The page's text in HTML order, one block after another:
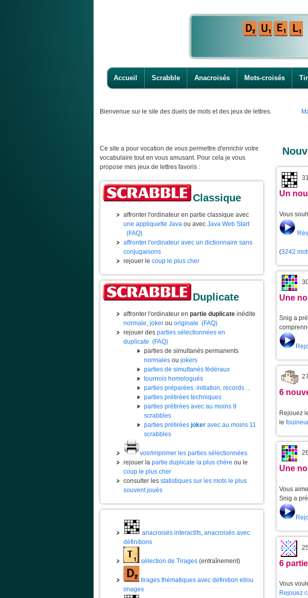
Accueil Scrabble Anacroisés Mots-croisés
Bienvenue sur le site des duels de mots et des jeux de lettres.
Ce site a pour vocation de vous permettre d'enrichir votre
vocabulaire tout en vous amusant. Pour cela je vous
propose mes jeux de lettres favoris :
Classique
affronter l'ordinateur en partie classique avec
une appliquette Java ou avec Java Web Start
(FAQ)
affronter l'ordinateur avec un dictionnaire sans
conjugaisons
rejouer le coup le plus cher
Duplicate
affronter l'ordinateur en partie duplicate inédite
normale, joker ou originale (FAQ)
rejouer des parties sélectionnées en
duplicate (FAQ)
parties de simultanés permanents
normales ou jokers
parties de simultanés fédéraux
tournois homologués
parties préparées: initiation, records ...
parties prétirées techniques
parties prétirées avec au moins 9
scrabbles
parties prétirées joker avec au moins 11
scrabbles
voir/imprimer les parties sélectionnées
rejouer la partie duplicate la plus chère ou le
coup le plus cher
consulter les statistiques sur les mots le plus
souvent joués
anacroisés interactifs, anacroisés avec
définitions
sélection de Tirages (entraînement)
tirages thématiques avec définition et/ou
images
Un
Vous
(3242
Une
Snig a
6
Rejouez
le
Une
Vous
Snig a
6
Vous
Rejouez